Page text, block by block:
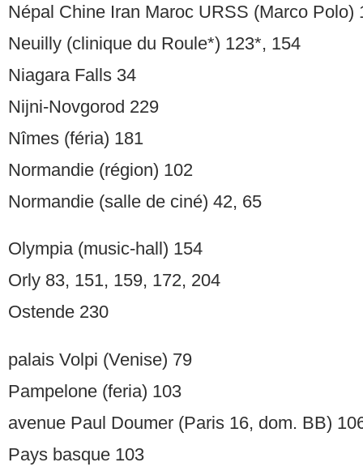
Népal Chine Iran Maroc URSS (Marco Polo)
Neuilly (clinique du Roule*) 123*, 154
Niagara Falls 34
Nijni-Novgorod 229
Nîmes (féria) 181
Normandie (région) 102
Normandie (salle de ciné) 42, 65
Olympia (music-hall) 154
Orly 83, 151, 159, 172, 204
Ostende 230
palais Volpi (Venise) 79
Pampelone (feria) 103
avenue Paul Doumer (Paris 16, dom. BB)
Pays basque 103